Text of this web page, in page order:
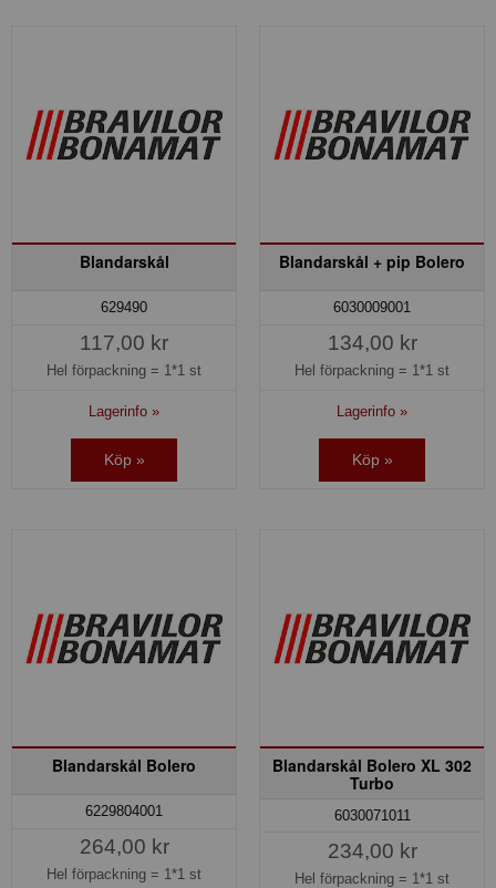
Blandarskål
629490
117,00 kr
Hel förpackning = 1*1 st
Lagerinfo »
Köp »
Blandarskål + pip Bolero
6030009001
134,00 kr
Hel förpackning = 1*1 st
Lagerinfo »
Köp »
Blandarskål Bolero
6229804001
264,00 kr
Hel förpackning = 1*1 st
Blandarskål Bolero XL 302
Turbo
6030071011
234,00 kr
Hel förpackning = 1*1 st